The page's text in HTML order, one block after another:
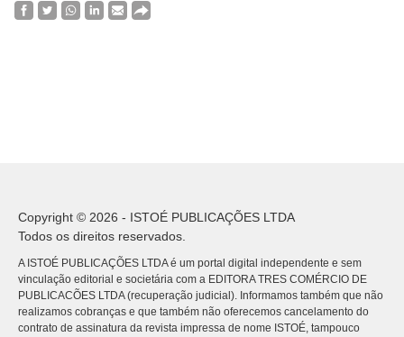
Copyright © 2026 - ISTOÉ PUBLICAÇÕES LTDA
Todos os direitos reservados.
A ISTOÉ PUBLICAÇÕES LTDA é um portal digital independente e sem
vinculação editorial e societária com a EDITORA TRES COMÉRCIO DE
PUBLICACÕES LTDA (recuperação judicial). Informamos também que não
realizamos cobranças e que também não oferecemos cancelamento do
contrato de assinatura da revista impressa de nome ISTOÉ, tampouco